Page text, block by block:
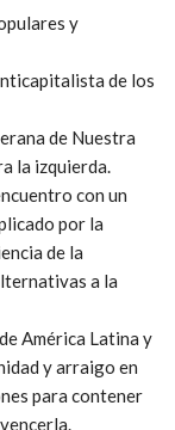
y
de los
de Nuestra
la izquierda.
con un
por la
de la
a la
América Latina y
y arraigo en
para contener